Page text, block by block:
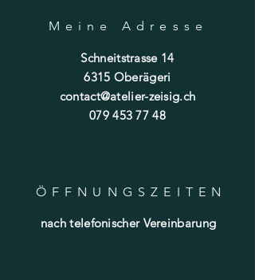
Meine Adresse
Schneitstrasse 14
6315 Oberägeri
contact@atelier-zeisig.ch
079 453 77 48
ÖFFNUNGSZEITE N
nach telefonischer Vereinbarung